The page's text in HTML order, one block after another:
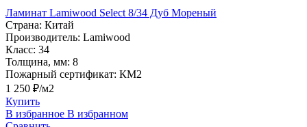
Ламинат Lamiwood Select 8/34 Дуб Мореный
Страна: Китай
Производитель: Lamiwood
Класс: 34
Толщина, мм: 8
Пожарный сертификат: КМ2
1 250 ₽/м2
Купить
В избранное В избранном